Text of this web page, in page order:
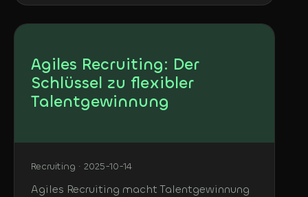
Agiles Recruiting: Der
Schlüssel zu flexibler
Talentgewinnung
Recruiting · 2025-10-14
Agiles Recruiting macht Talentgewinnung